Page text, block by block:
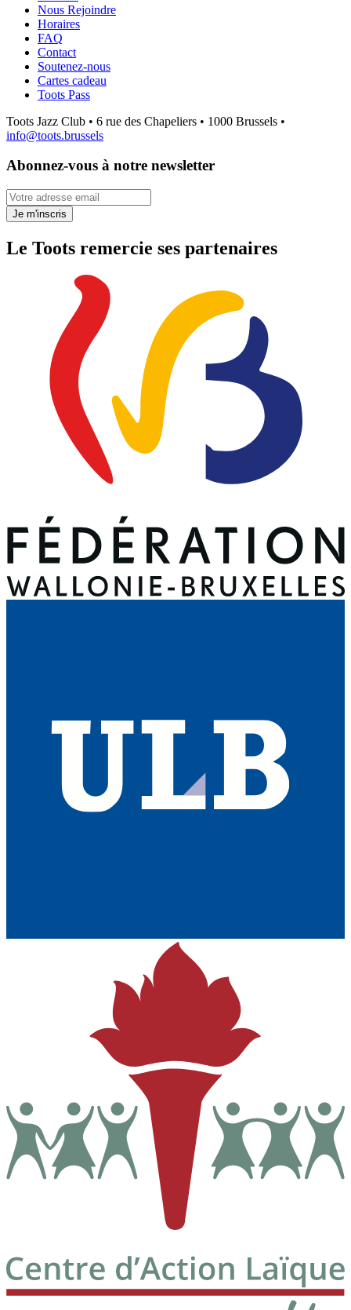
Nous Rejoindre
Horaires
FAQ
Contact
Soutenez-nous
Cartes cadeau
Toots Pass
Toots Jazz Club • 6 rue des Chapeliers • 1000 Brussels •
info@toots.brussels
Abonnez-vous à notre newsletter
Votre adresse email
Je m'inscris
Le Toots remercie ses partenaires